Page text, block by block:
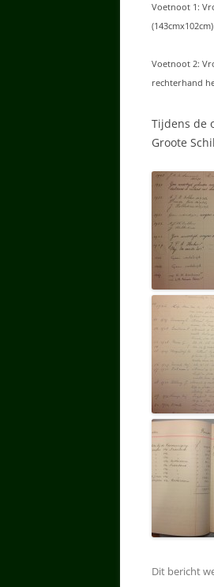
Voetnoot 1:
(143cmx102cm)
Voetnoot 2:
rechterhand
Tijdens de
Groote
Dit bericht